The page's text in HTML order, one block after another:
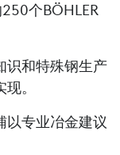
个BÖHLER
识和特殊钢生产
。
以专业冶金建议